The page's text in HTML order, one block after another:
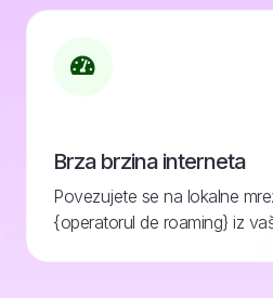
Brza brzina interneta
Povezujete se na lokalne
{operatorul de roaming} iz